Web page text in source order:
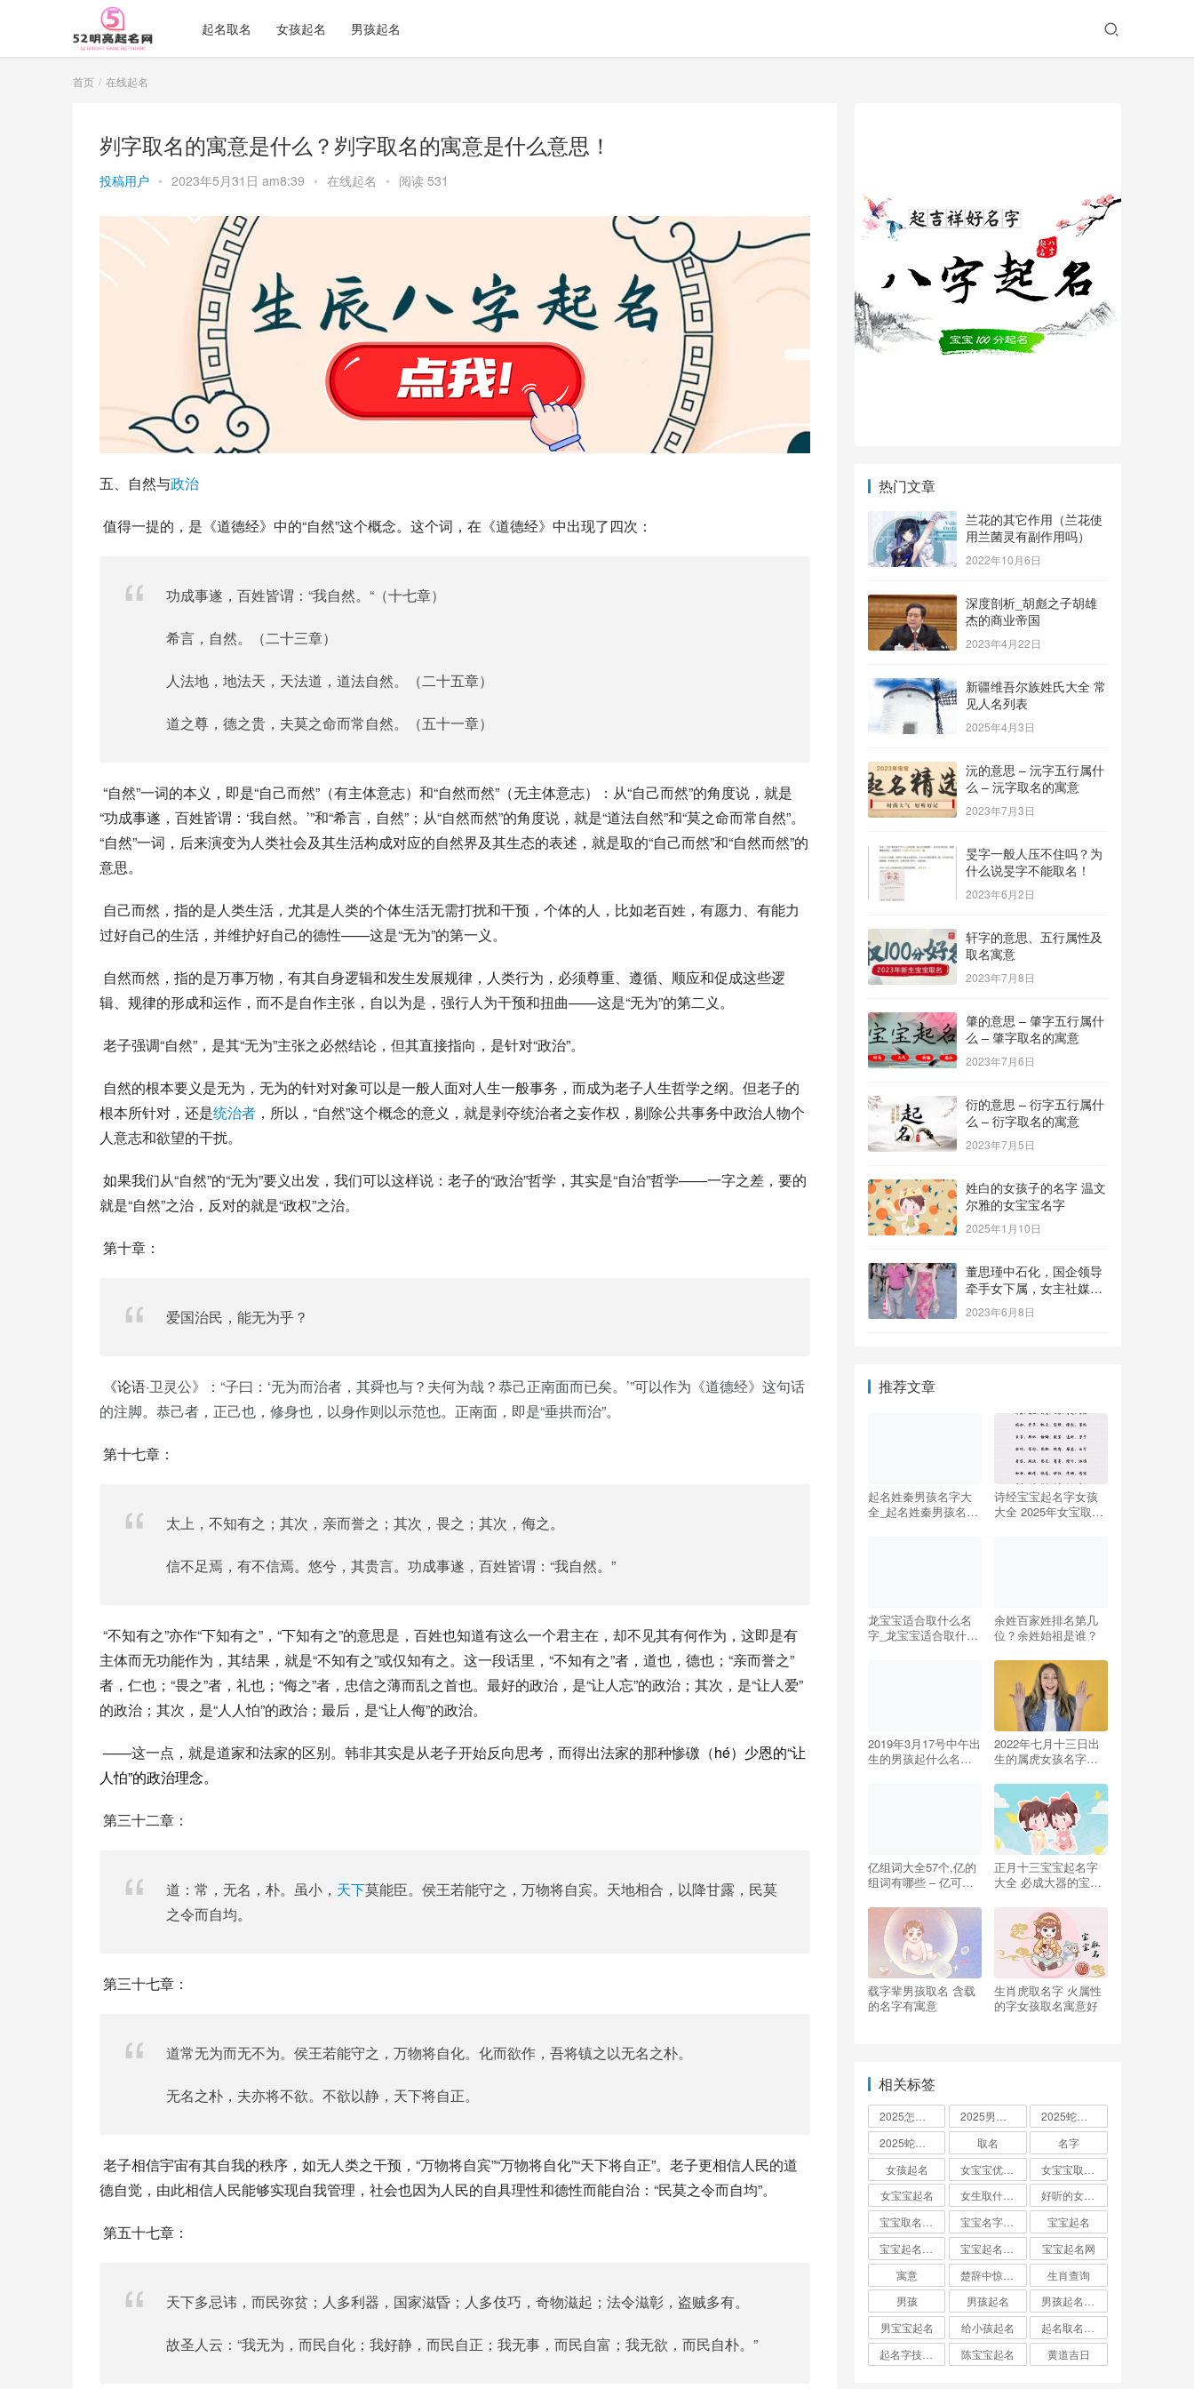
起名取名 女孩起名 男孩起名
首页 在线起名
刿字取名的寓意是什么？刿字取名的寓意是什么意思！
投稿用户 • 2023年5月31日 am8:39 • 在线起名 • 阅读 531
五、自然与政治
值得一提的，是《道德经》中的“自然”这个概念。这个词，在《道德经》中出现了四次：
功成事遂，百姓皆谓：“我自然。“（十七章）
希言，自然。（二十三章）
人法地，地法天，天法道，道法自然。（二十五章）
道之尊，德之贵，夫莫之命而常自然。（五十一章）
“功成事遂，百姓皆谓：‘我自然。’”和“希言，自然”；从“自然而然”的角度说，就是“道法自然”和“莫之命而常自然”。
“自然”一词，后来演变为人类社会及其生活构成对应的自然界及其生态的表述，就是取的“自己而然”和“自然而然”的
意思。
过好自己的生活，并维护好自己的德性——这是“无为”的第一义。
辑、规律的形成和运作，而不是自作主张，自以为是，强行人为干预和扭曲——这是“无为”的第二义。
老子强调“自然”，是其“无为”主张之必然结论，但其直接指向，是针对“政治”。
根本所针对，还是统治者 ，所以，“自然”这个概念的意义，就是剥夺统治者之妄作权，剔除公共事务中政治人物个
人意志和欲望的干扰。
就是“自然”之治，反对的就是“政权”之治。
第十章：
爱国治民，能无为乎？
《论语·卫灵公》：“子曰：‘无为而治者，其舜也与？夫何为哉？恭己正南面而已矣。’”可以作为《道德经》这句话
的注脚。恭己者，正己也，修身也，以身作则以示范也。正南面，即是“垂拱而治”。
第十七章：
太上，不知有之；其次，亲而誉之；其次，畏之；其次，侮之。
信不足焉，有不信焉。悠兮，其贵言。功成事遂，百姓皆谓：“我自然。”
主体而无功能作为，其结果，就是“不知有之”或仅知有之。这一段话里，“不知有之”者，道也，德也；“亲而誉之”
者，仁也；“畏之”者，礼也；“侮之”者，忠信之薄而乱之首也。最好的政治，是“让人忘”的政治；其次，是“让人爱”
的政治；其次，是“人人怕”的政治；最后，是“让人侮”的政治。
——这一点，就是道家和法家的区别。韩非其实是从老子开始反向思考，而得出法家的那种惨礉（hé）少恩的“让
人怕”的政治理念。
第三十二章：
道：常，无名，朴。虽小， 天下莫能臣。侯王若能守之，万物将自宾。天地相合，以降甘露，民莫
之令而自均。
第三十七章：
道常无为而无不为。侯王若能守之，万物将自化。化而欲作，吾将镇之以无名之朴。
无名之朴，夫亦将不欲。不欲以静，天下将自正。
德自觉，由此相信人民能够实现自我管理，社会也因为人民的自具理性和德性而能自治：“民莫之令而自均”。
第五十七章：
天下多忌讳，而民弥贫；人多利器，国家滋昏；人多伎巧，奇物滋起；法令滋彰，盗贼多有。
故圣人云：“我无为，而民自化；我好静，而民自正；我无事，而民自富；我无欲，而民自朴。”
热门文章
兰花的其它作用（兰花使
用兰菌灵有副作用吗）
2022年10月6日
深度剖析_胡彪之子胡雄
杰的商业帝国
2023年4月22日
新疆维吾尔族姓氏大全 常
见人名列表
2025年4月3日
沅的意思 – 沅字五行属什
么 – 沅字取名的寓意
2023年7月3日
旻字一般人压不住吗？为
什么说旻字不能取名！
2023年6月2日
轩字的意思、五行属性及
取名寓意
2023年7月8日
肇的意思 – 肇字五行属什
么 – 肇字取名的寓意
2023年7月6日
衍的意思 – 衍字五行属什
么 – 衍字取名的寓意
2023年7月5日
姓白的女孩子的名字 温文
尔雅的女宝宝名字
2025年1月10日
董思瑾中石化，国企领导
牵手女下属，女主社媒晒
钻戒，奢侈品众多还要买
保险箱
2023年6月8日
推荐文章
起名姓秦男孩名字大
全_起名姓秦男孩名字
诗经宝宝起名字女孩
大全 2025年女宝取名
龙宝宝适合取什么名
字_龙宝宝适合取什么
余姓百家姓排名第几
位？余姓始祖是谁？
2019年3月17号中午出
生的男孩起什么名字
2022年七月十三日出
生的属虎女孩名字，
亿组词大全57个,亿的
组词有哪些 – 亿可以
正月十三宝宝起名字
大全 必成大器的宝宝
载字辈男孩取名 含载
的名字有寓意
生肖虎取名字 火属性
的字女孩取名寓意好
相关标签
取名
名字
女孩起名
女宝宝起名
宝宝起名
宝宝起名网
寓意
生肖查询
男孩
男孩起名
男宝宝起名
给小孩起名
陈宝宝起名 黄道吉日